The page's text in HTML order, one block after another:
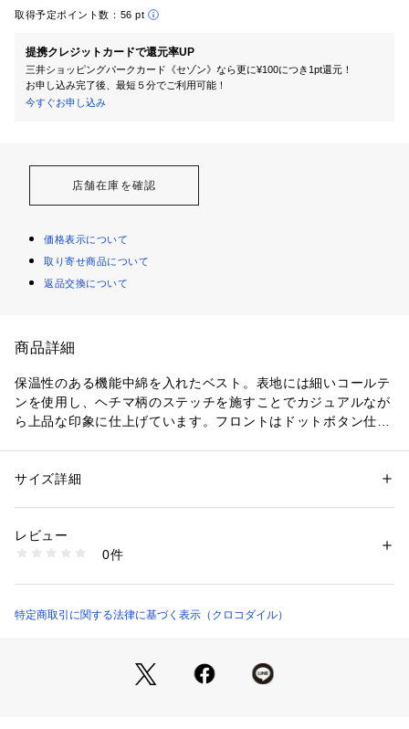
取得予定ポイント数： 56 pt
提携クレジットカードで還元率UP
三井ショッピングパークカード《セゾン》なら更に¥100につき1pt還元！
お申し込み完了後、最短５分でご利用可能！
今すぐお申し込み
店舗在庫を確認
価格表示について
取り寄せ商品について
返品交換について
商品詳細
保温性のある機能中綿を入れたベスト。表地には細いコールテ
ンを使用し、ヘチマ柄のステッチを施すことでカジュアルなが
ら上品な印象に仕上げています。フロントはドットボタン仕様
利な一枚です。
性別：レディース
商品番号：
030455404 （ショップ）
サイズ詳細
レビュー
0件
特定商取引に関する法律に基づく表示（クロコダイル）